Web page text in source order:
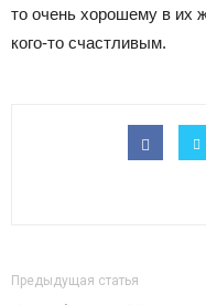
то очень хорошему в их
кого-то счастливым.
Предыдущая статья